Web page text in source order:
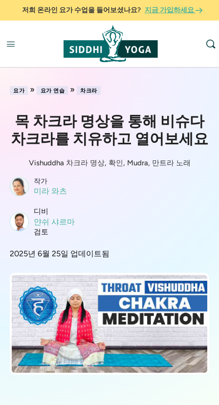
저희 온라인 요가 수업을 들어보셨나요? 지금 가입하세요
요가 » 요가 연습 » 차크라
목 차크라 명상을 통해 비슈다
차크라를 치유하고 열어보세요
Vishuddha 차크라 명상, 확인, Mudra, 만트라 노래
작가
미라 와츠
디비
얀쉬 샤르마
검토
2025년 6월 25일 업데이트됨